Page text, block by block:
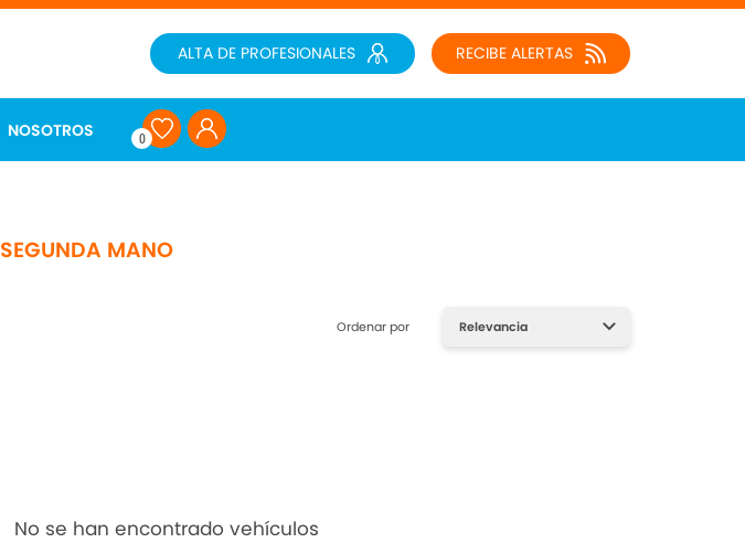
RECIBE ALERTAS
ALTA DE PROFESIONALES
NOSOTROS 0
SEGUNDA MANO
Ordenar por
No se han encontrado vehículos